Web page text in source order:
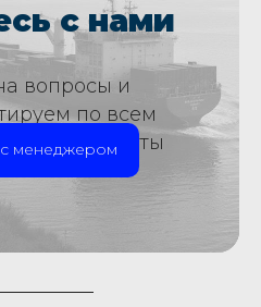
с нами
вопросы и
по всем
защиты
с менеджером